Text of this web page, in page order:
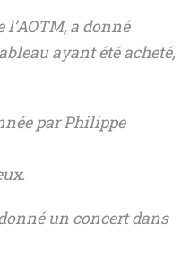
a donné
ayant été acheté,
par Philippe
un concert dans